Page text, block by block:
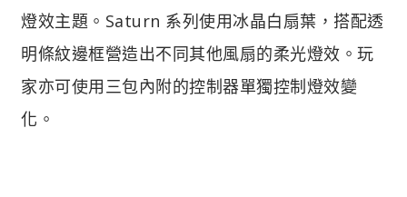
燈效主題。Saturn 系列使用冰晶白扇葉，搭配透
明條紋邊框營造出不同其他風扇的柔光燈效。玩
家亦可使用三包內附的控制器單獨控制燈效變
化。